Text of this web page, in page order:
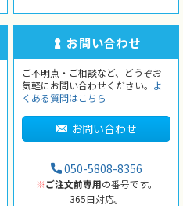
お問い合わせ
ご不明点・ご相談など、どうぞお
気軽にお問い合わせください。 よ
くある質問はこちら
お問い合わせ
050-5808-8356
※ご注文前専用の番号です。
365日対応。